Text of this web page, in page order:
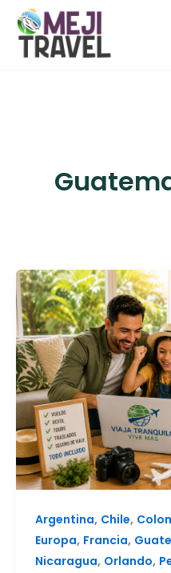
contenido
Argentina, Chile,
Europa, Francia,
Nicaragua, Orlando,